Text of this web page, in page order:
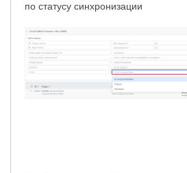
по статусу синхронизации